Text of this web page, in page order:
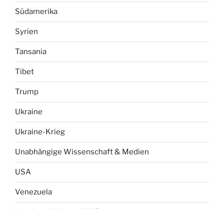
Südamerika
Syrien
Tansania
Tibet
Trump
Ukraine
Ukraine-Krieg
Unabhängige Wissenschaft & Medien
USA
Venezuela